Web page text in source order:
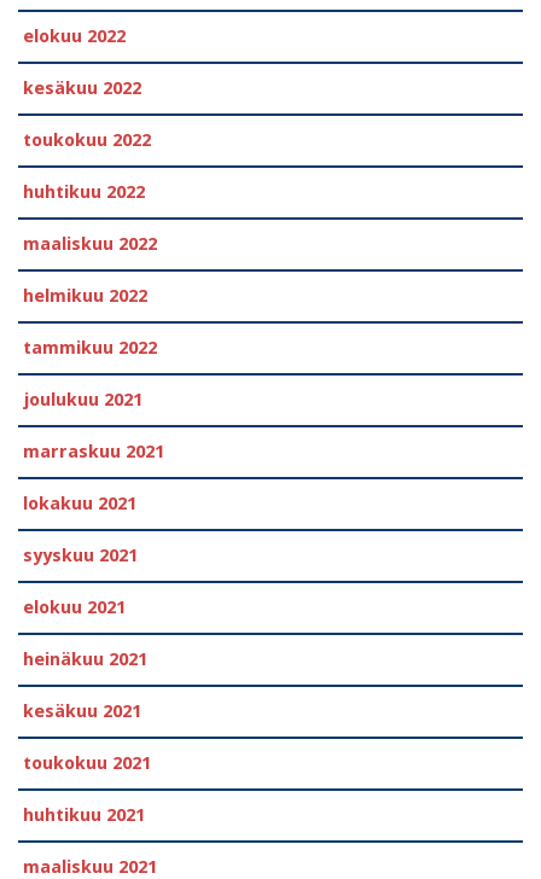
elokuu 2022
kesäkuu 2022
toukokuu 2022
huhtikuu 2022
maaliskuu 2022
helmikuu 2022
tammikuu 2022
joulukuu 2021
marraskuu 2021
lokakuu 2021
syyskuu 2021
elokuu 2021
heinäkuu 2021
kesäkuu 2021
toukokuu 2021
huhtikuu 2021
maaliskuu 2021